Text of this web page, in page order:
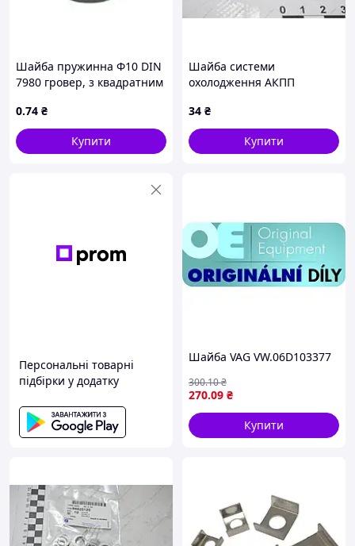
Шайба пружинна Ф10 DIN
7980 гровер, з квадратним
0.74 ₴
Купити
Шайба системи
охолодження АКПП
34 ₴
Купити
Персональні товарні
підбірки у додатку
Шайба VAG VW.06D103377
270.09 ₴
300.10₴
Купити